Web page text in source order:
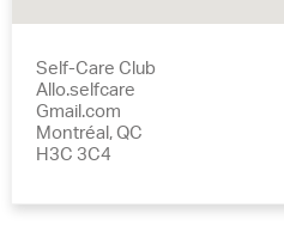
Self-Care Club
Allo.selfcare
Gmail.com
Montréal, QC
H3C 3C4